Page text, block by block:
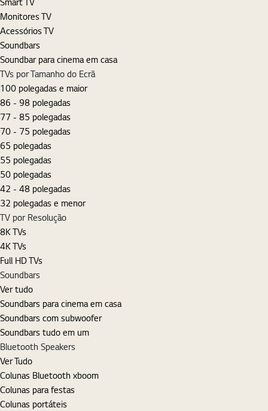
Monitores TV
Acessórios TV
Soundbars
Soundbar para cinema em casa
TVs por Tamanho do Ecrã
100 polegadas e maior
86 - 98 polegadas
77 - 85 polegadas
70 - 75 polegadas
65 polegadas
55 polegadas
50 polegadas
42 - 48 polegadas
32 polegadas e menor
TV por Resolução
8K TVs
4K TVs
Full HD TVs
Soundbars
Ver tudo
Soundbars para cinema em casa
Soundbars com subwoofer
Soundbars tudo em um
Bluetooth Speakers
Ver Tudo
Colunas Bluetooth xboom
Colunas para festas
Colunas portáteis